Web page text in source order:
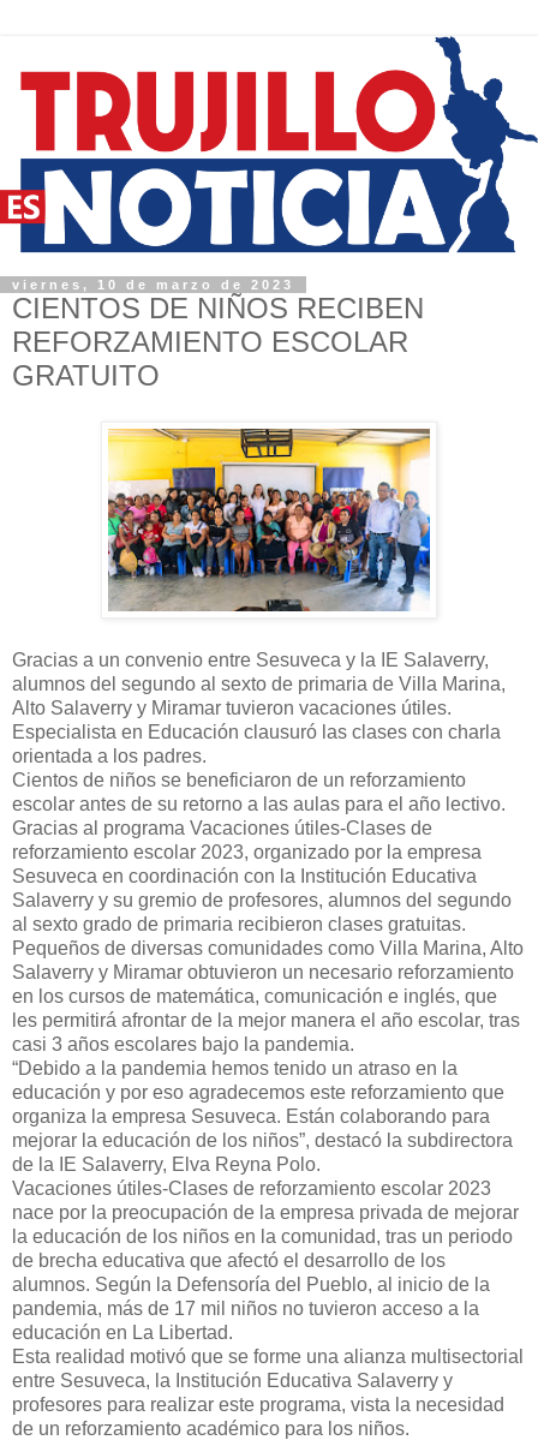
viernes, 10 de marzo de 2023
CIENTOS DE NIÑOS RECIBEN
REFORZAMIENTO ESCOLAR
GRATUITO
Gracias a un convenio entre Sesuveca y la IE Salaverry,
alumnos del segundo al sexto de primaria de Villa Marina,
Alto Salaverry y Miramar tuvieron vacaciones útiles.
Especialista en Educación clausuró las clases con charla
orientada a los padres.
Cientos de niños se beneficiaron de un reforzamiento
escolar antes de su retorno a las aulas para el año lectivo.
Gracias al programa Vacaciones útiles-Clases de
reforzamiento escolar 2023, organizado por la empresa
Sesuveca en coordinación con la Institución Educativa
Salaverry y su gremio de profesores, alumnos del segundo
al sexto grado de primaria recibieron clases gratuitas.
Pequeños de diversas comunidades como Villa Marina, Alto
Salaverry y Miramar obtuvieron un necesario reforzamiento
en los cursos de matemática, comunicación e inglés, que
les permitirá afrontar de la mejor manera el año escolar, tras
casi 3 años escolares bajo la pandemia.
“Debido a la pandemia hemos tenido un atraso en la
educación y por eso agradecemos este reforzamiento que
organiza la empresa Sesuveca. Están colaborando para
mejorar la educación de los niños”, destacó la subdirectora
de la IE Salaverry, Elva Reyna Polo.
Vacaciones útiles-Clases de reforzamiento escolar 2023
nace por la preocupación de la empresa privada de mejorar
la educación de los niños en la comunidad, tras un periodo
de brecha educativa que afectó el desarrollo de los
alumnos. Según la Defensoría del Pueblo, al inicio de la
pandemia, más de 17 mil niños no tuvieron acceso a la
educación en La Libertad.
Esta realidad motivó que se forme una alianza multisectorial
entre Sesuveca, la Institución Educativa Salaverry y
profesores para realizar este programa, vista la necesidad
de un reforzamiento académico para los niños.